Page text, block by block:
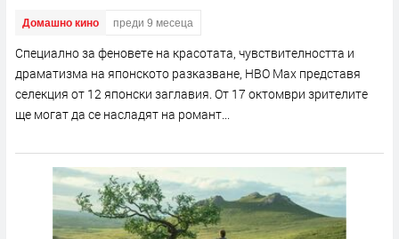
Домашно кино преди 9 месеца
Специално за феновете на красотата, чувствителността и
драматизма на японското разказване, HBO Max представя
селекция от 12 японски заглавия. От 17 октомври зрителите
ще могат да се насладят на романт...